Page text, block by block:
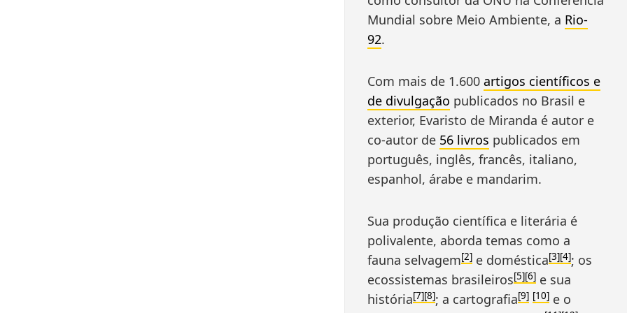
Mundial sobre Meio Ambiente, a Rio-
92.
Com mais de 1.600 artigos científicos e
de divulgação publicados no Brasil e
exterior, Evaristo de Miranda é autor e
co-autor de 56 livros publicados em
português, inglês, francês, italiano,
espanhol, árabe e mandarim.
Sua produção científica e literária é
polivalente, aborda temas como a
fauna selvagem[2]e doméstica[3][4]; os
ecossistemas brasileiros[5][6]e sua
história[7][8]; a cartografia[9] [10]e o